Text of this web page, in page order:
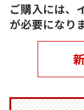
ご購入には、
が必要になり